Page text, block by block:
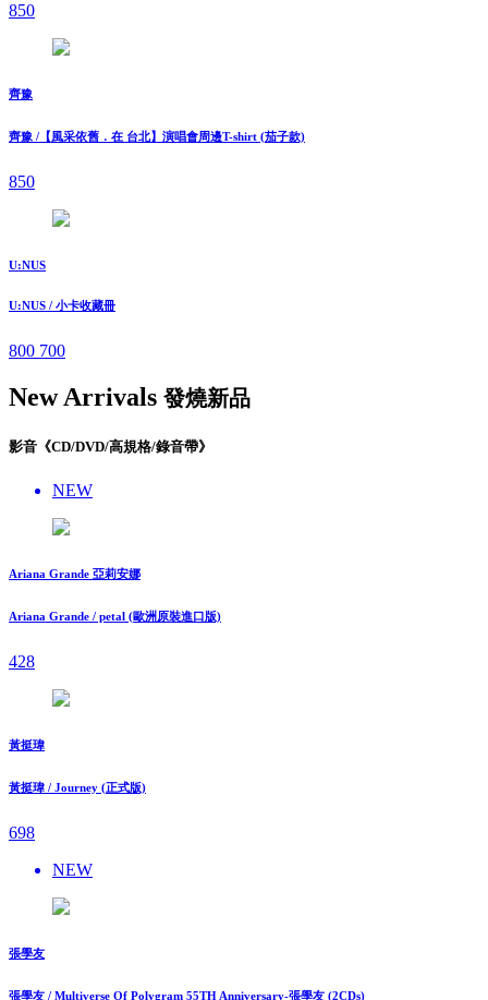
850
齊豫
齊豫 /【風采依舊．在 台北】演唱會周邊T-shirt (茄子款)
850
U:NUS
U:NUS / 小卡收藏冊
800 700
New Arrivals 發燒新品
影音《CD/DVD/高規格/錄音帶》
NEW
Ariana Grande 亞莉安娜
Ariana Grande / petal (歐洲原裝進口版)
428
黃挺瑋
黃挺瑋 / Journey (正式版)
698
NEW
張學友
張學友 / Multiverse Of Polygram 55TH Anniversary-張學友 (2CDs)